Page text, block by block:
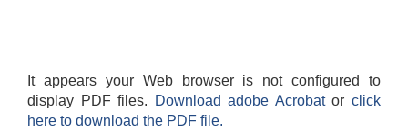
It appears your Web browser is not configured to
display PDF files.
Download adobe Acrobatorclick
here to download the PDF file.